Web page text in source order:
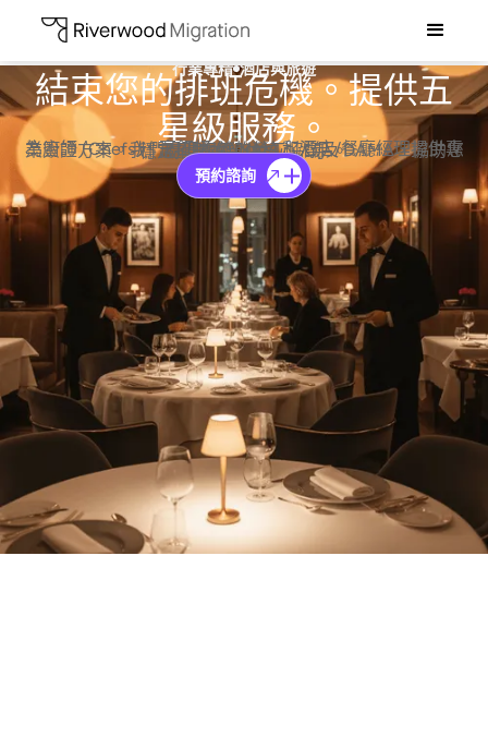
行業專精 酒店與旅遊
結束您的排班危機。提供五
星級服務。
為廚師 (Chefs)、烹飪師 (Cooks) 和酒店/餐廳經理提供專業簽證方案。我們處理複雜的勞工協議及 DAMA，協助您穩定招聘並留住核心人手。
預約諮詢